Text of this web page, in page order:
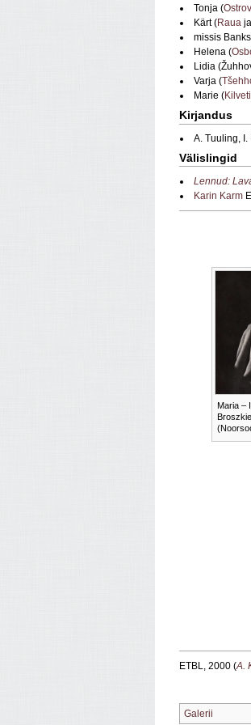
Tonja (
Kärt (Raua ja
missis
Helena (
Lidia
Varja (
Marie (Kilveti
Kirjandus
A. Tuuling, I.
Välislingid
Lennud:
Karin Karm
Maria –
ETBL, 2000 (A.
Galerii